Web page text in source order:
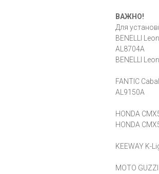
ВАЖНО!
Для
BENELLI
AL8704A
BENELLI
FANTIC
AL9150A
HONDA
HONDA
KEEWAY K-
MOTO